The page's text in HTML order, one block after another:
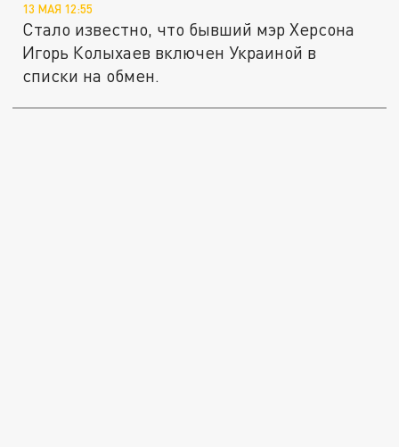
13 МАЯ 12:55
Стало известно, что бывший мэр Херсона
Игорь Колыхаев включен Украиной в
списки на обмен.